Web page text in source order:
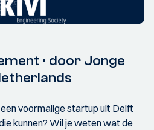
· door Jonge
voormalige startup uit Delft
kunnen? Wil je weten wat de